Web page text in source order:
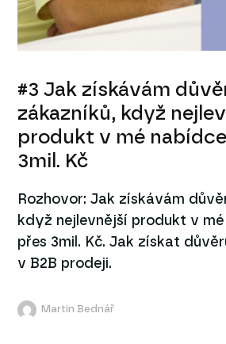
#3 Jak získávám
zákazníků, když
produkt v mé
3mil. Kč
Rozhovor: Jak získávám
když nejlevnější produkt v
přes 3mil. Kč. Jak získat
v B2B prodeji.
Martin Bednář